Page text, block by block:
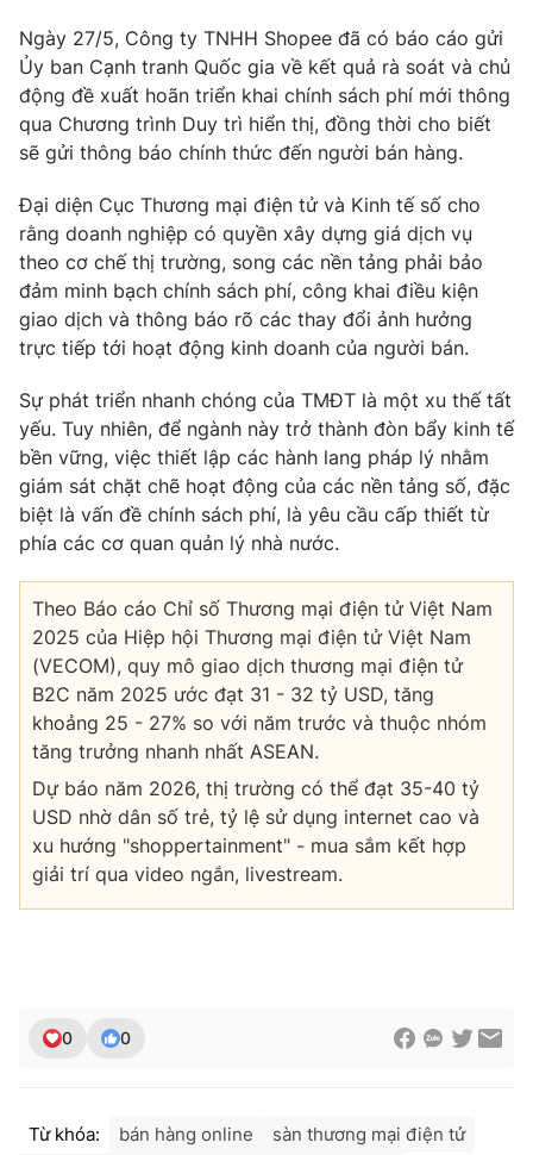
Ngày 27/5, Công ty TNHH Shopee đã có báo cáo gửi
Ủy ban Cạnh tranh Quốc gia về kết quả rà soát và chủ
động đề xuất hoãn triển khai chính sách phí mới thông
qua Chương trình Duy trì hiển thị, đồng thời cho biết
sẽ gửi thông báo chính thức đến người bán hàng.
Đại diện Cục Thương mại điện tử và Kinh tế số cho
rằng doanh nghiệp có quyền xây dựng giá dịch vụ
theo cơ chế thị trường, song các nền tảng phải bảo
đảm minh bạch chính sách phí, công khai điều kiện
giao dịch và thông báo rõ các thay đổi ảnh hưởng
trực tiếp tới hoạt động kinh doanh của người bán.
Sự phát triển nhanh chóng của TMĐT là một xu thế tất
yếu. Tuy nhiên, để ngành này trở thành đòn bẩy kinh tế
bền vững, việc thiết lập các hành lang pháp lý nhằm
giám sát chặt chẽ hoạt động của các nền tảng số, đặc
biệt là vấn đề chính sách phí, là yêu cầu cấp thiết từ
phía các cơ quan quản lý nhà nước.
Theo Báo cáo Chỉ số Thương mại điện tử Việt Nam
2025 của Hiệp hội Thương mại điện tử Việt Nam
(VECOM), quy mô giao dịch thương mại điện tử
B2C năm 2025 ước đạt 31 - 32 tỷ USD, tăng
khoảng 25 - 27% so với năm trước và thuộc nhóm
tăng trưởng nhanh nhất ASEAN.
Dự báo năm 2026, thị trường có thể đạt 35-40 tỷ
USD nhờ dân số trẻ, tỷ lệ sử dụng internet cao và
xu hướng "shoppertainment" - mua sắm kết hợp
giải trí qua video ngắn, livestream.
0 0
Từ khóa: bán hàng online
sàn thương mại điện tử